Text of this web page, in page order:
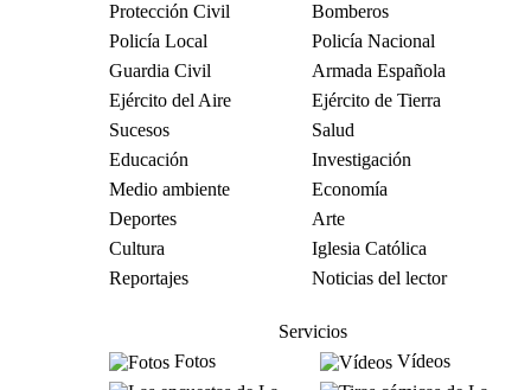
Protección Civil
Bomberos
Policía Local
Policía Nacional
Guardia Civil
Armada Española
Ejército del Aire
Ejército de Tierra
Sucesos
Salud
Educación
Investigación
Medio ambiente
Economía
Deportes
Arte
Cultura
Iglesia Católica
Reportajes
Noticias del lector
Servicios
Fotos
Vídeos